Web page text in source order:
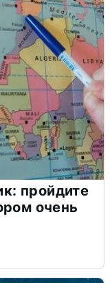
пройдите
очень